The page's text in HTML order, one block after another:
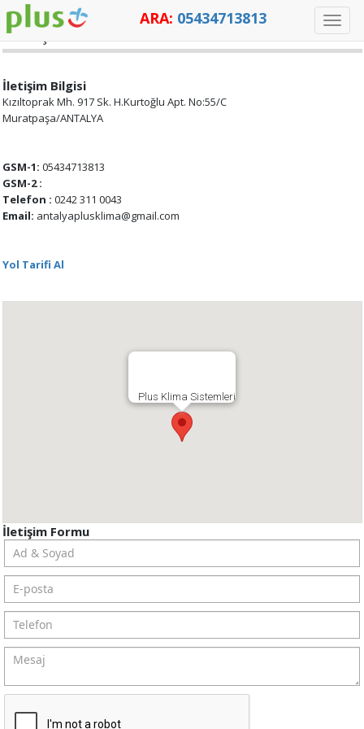
Toggle
ARA: 05434713813
İLETİŞİM
İletişim Bilgisi
Kızıltoprak Mh. 917 Sk. H.Kurtoğlu Apt. No:55/C
Muratpaşa/ANTALYA
GSM-1: 05434713813
GSM-2 :
Telefon : 0242 311 0043
Email: antalyaplusklima@gmail.com
Yol Tarifi Al
Plus Klima Sistemleri
İletişim Formu